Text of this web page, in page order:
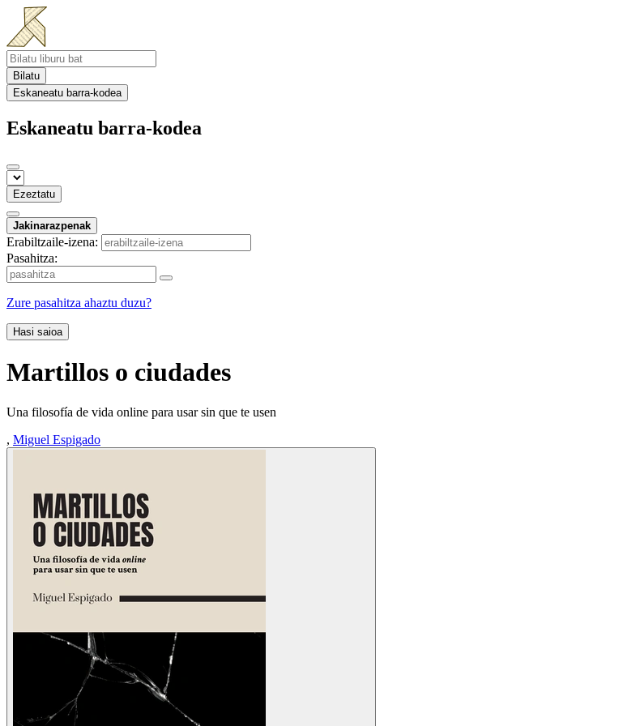
Bilatu
Eskaneatu barra-kodea
Eskaneatu barra-kodea
Ezeztatu
Jakinarazpenak
Erabiltzaile-izena:
Pasahitza:
Zure pasahitza ahaztu duzu?
Hasi saioa
Martillos o ciudades
Una filosofía de vida online para usar sin que te usen
, Miguel Espigado